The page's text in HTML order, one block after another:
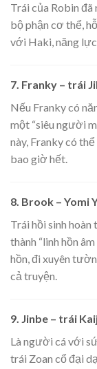
Trái của Robin đã
bộ phận cơ thể,
với Haki, năng
7. Franky – trái
Nếu Franky có
một “siêu người
này, Franky có
bao giờ hết.
8. Brook – Yomi
Trái hồi sinh
thành “linh hồn
hồn, đi xuyên
cả truyện.
9. Jinbe – trái
Là người cá với
trái Zoan cổ đại